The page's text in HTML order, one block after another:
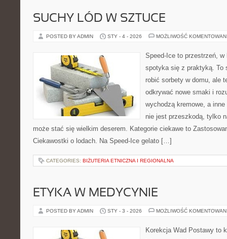
SUCHY LÓD W SZTUCE
POSTED BY ADMIN STY - 4 - 2026 MOŻLIWOŚĆ
Speed-Ice to przestrzeń, w
spotyka się z praktyką. To
robić sorbety w domu, ale
odkrywać nowe smaki i
wychodzą kremowe, a
nie jest przeszkodą, tylko
może stać się wielkim deserem. Kategorie ciekawe to
Ciekawostki o lodach. Na Speed-Ice gelato […]
CATEGORIES: BIŻUTERIA ETNICZNA I REGIONALNA
ETYKA W MEDYCYNIE
POSTED BY ADMIN STY - 3 - 2026 MOŻLIWOŚĆ
Korekcja Wad Postawy to